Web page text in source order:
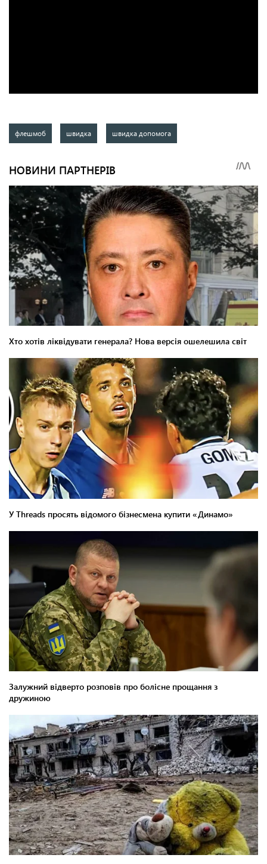
флешмоб швидка швидка допомога